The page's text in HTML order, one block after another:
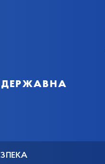
державна